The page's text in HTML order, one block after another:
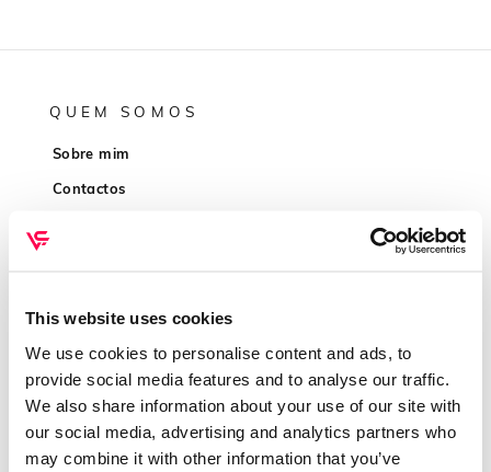
This website uses cookies
We use cookies to personalise content and ads, to
provide social media features and to analyse our traffic.
We also share information about your use of our site with
our social media, advertising and analytics partners who
may combine it with other information that you’ve
QUEM SOMOS
Sobre mim
Contactos
INFORMAÇÕES
Política de privacidade
Resolução de conflitos
Livro de reclamações